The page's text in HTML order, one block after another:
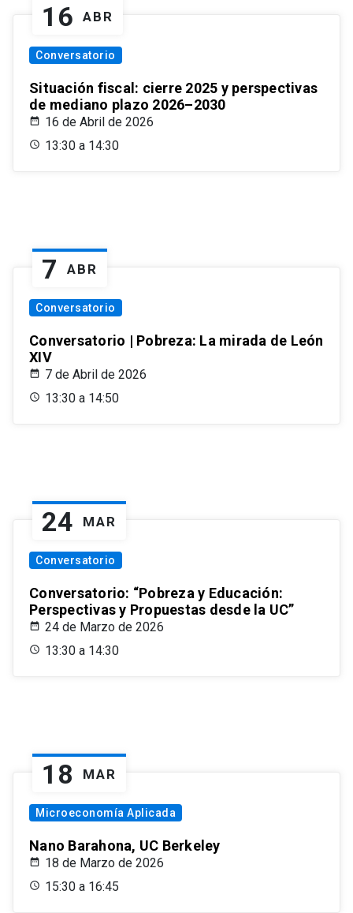
16 ABR
Conversatorio
Situación fiscal: cierre 2025 y perspectivas
de mediano plazo 2026–2030
16 de Abril de 2026
13:30 a 14:30
7 ABR
Conversatorio
Conversatorio | Pobreza: La mirada de León
XIV
7 de Abril de 2026
13:30 a 14:50
24 MAR
Conversatorio
Conversatorio: “Pobreza y Educación:
Perspectivas y Propuestas desde la UC”
24 de Marzo de 2026
13:30 a 14:30
18 MAR
Microeconomía Aplicada
Nano Barahona, UC Berkeley
18 de Marzo de 2026
15:30 a 16:45